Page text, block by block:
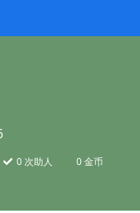
0 次助人 0 金币